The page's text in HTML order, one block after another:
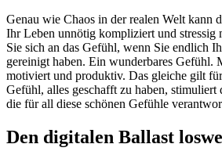
Genau wie Chaos in der realen Welt kann
Ihr Leben unnötig kompliziert und stressig
Sie sich an das Gefühl, wenn Sie endlich
gereinigt haben. Ein wunderbares Gefühl.
motiviert und produktiv. Das gleiche gilt
Gefühl, alles geschafft zu haben, stimuliert
die für all diese schönen Gefühle
Den digitalen Ballast